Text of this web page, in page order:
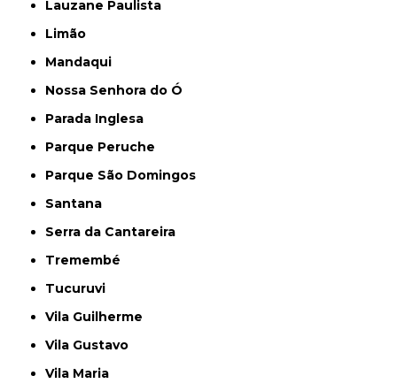
Lauzane Paulista
Limão
Mandaqui
Nossa Senhora do Ó
Parada Inglesa
Parque Peruche
Parque São Domingos
Santana
Serra da Cantareira
Tremembé
Tucuruvi
Vila Guilherme
Vila Gustavo
Vila Maria